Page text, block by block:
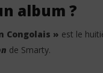
album ?
Congolais » est le
de Smarty.